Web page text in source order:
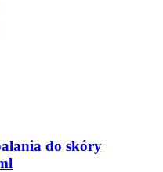
do skóry